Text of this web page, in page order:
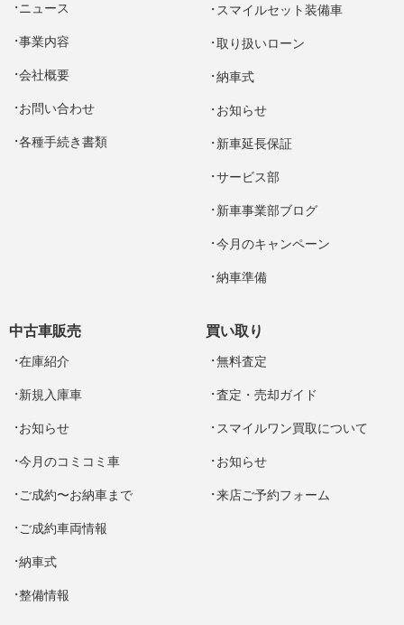
ニュース
事業内容
会社概要
お問い合わせ
各種手続き書類
スマイルセット装備車
取り扱いローン
納車式
お知らせ
新車延長保証
サービス部
新車事業部ブログ
今月のキャンペーン
納車準備
中古車販売
在庫紹介
新規入庫車
お知らせ
今月のコミコミ車
ご成約〜お納車まで
ご成約車両情報
納車式
整備情報
買い取り
無料査定
査定・売却ガイド
スマイルワン買取について
お知らせ
来店ご予約フォーム